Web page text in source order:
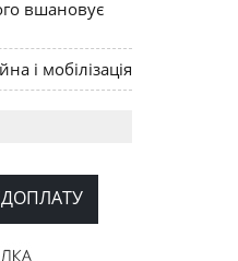
вшановує
і мобілізація
Порті
К. Романчука